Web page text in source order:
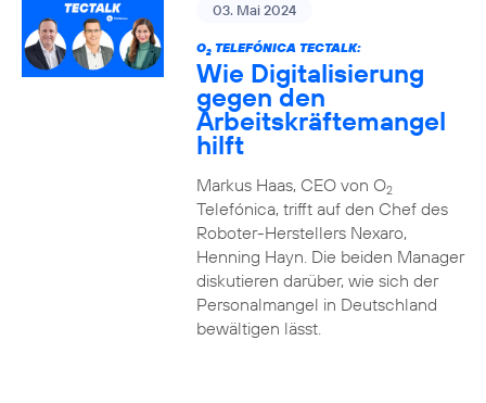
03. Mai 2024
O2TELEFÓNICA TECTALK:
Wie Digitalisierung
gegen den
Arbeitskräftemangel
hilft
Markus Haas, CEO von O2
Telefónica, trifft auf den Chef des
Roboter-Herstellers Nexaro,
Henning Hayn. Die beiden Manager
diskutieren darüber, wie sich der
Personalmangel in Deutschland
bewältigen lässt.